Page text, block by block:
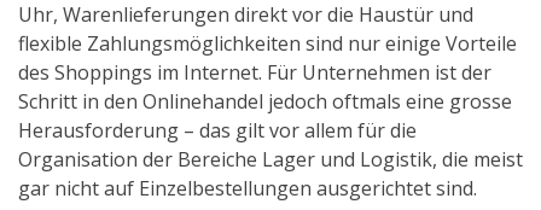
Uhr, Warenlieferungen direkt vor die Haustür und
flexible Zahlungsmöglichkeiten sind nur einige Vorteile
des Shoppings im Internet. Für Unternehmen ist der
Schritt in den Onlinehandel jedoch oftmals eine grosse
Herausforderung – das gilt vor allem für die
Organisation der Bereiche Lager und Logistik, die meist
gar nicht auf Einzelbestellungen ausgerichtet sind.